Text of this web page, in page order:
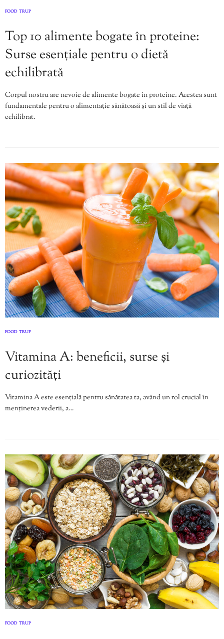
FOOD TRUP
Top 10 alimente bogate în proteine:
Surse esențiale pentru o dietă
echilibrată
Corpul nostru are nevoie de alimente bogate în proteine. Acestea sunt
fundamentale pentru o alimentație sănătoasă și un stil de viață
echilibrat.
FOOD TRUP
Vitamina A: beneficii, surse și
curiozități
Vitamina A este esențială pentru sănătatea ta, având un rol crucial în
menținerea vederii, a…
FOOD TRUP